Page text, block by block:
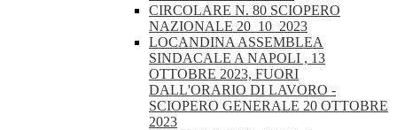
CIRCOLARE N. 80 SCIOPERO
NAZIONALE 20_10_2023
LOCANDINA ASSEMBLEA
SINDACALE A NAPOLI , 13
OTTOBRE 2023, FUORI
DALL'ORARIO DI LAVORO -
SCIOPERO GENERALE 20 OTTOBRE
2023